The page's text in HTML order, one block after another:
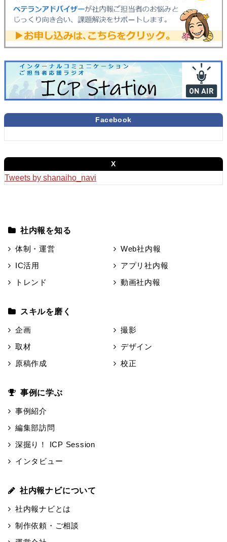
Facebook
X
Tweets by shanaiho_navi
社内報を知る
体制・運営
IC活用
トレンド
Web社内報
アプリ社内報
動画社内報
スキルを磨く
企画
取材
原稿作成
撮影
デザイン
校正
事例に学ぶ
事例紹介
編集部訪問
深掘り！ ICP Session
インタビュー
社内報ナビについて
社内報ナビとは
制作依頼・ご相談